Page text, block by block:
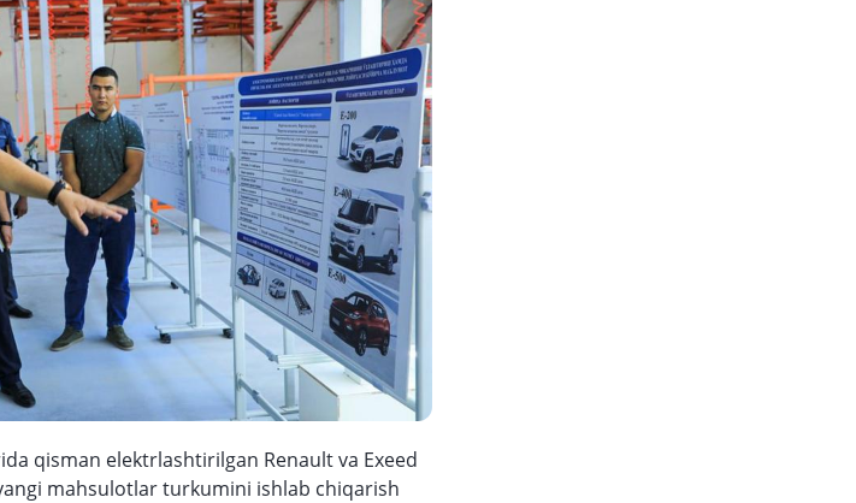
qisman elektrlashtirilgan Renault va Exeed
mahsulotlar turkumini ishlab chiqarish